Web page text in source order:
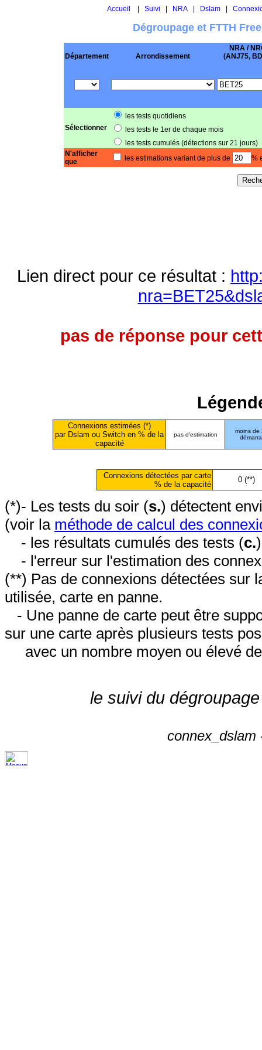
Accueil Suivi NRA| Dslam|
Dégroupage et FTTH
Département Arrondissement
NRA /
(ANJ75,
Sélectionner
les tests quotidiens
les tests le 1er de chaque mois
les tests cumulés (détections sur 21 jours)
N'afficher
que
les estimations variant de plus de %
Lien direct pour ce résultat :
pas de réponse pour
Connexions estimées (*)
par Dslam ou Switch en % de la
capacité
pas d'estimation
moins de
Connexions détectées par carte
% de la capacité
0 (**)
(*)- Les tests du soir (s.) détectent
(voir la méthode de calcul des
- les résultats cumulés des tests (c.
- l'erreur sur l'estimation des
(**) Pas de connexions détectées sur
utilisée, carte en panne.
- Une panne de carte peut être
sur une carte après plusieurs tests
avec un nombre moyen ou élevé
le suivi du
connex_dslam